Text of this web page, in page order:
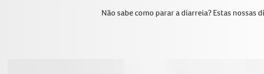
Não sabe como parar a diarreia? Estas